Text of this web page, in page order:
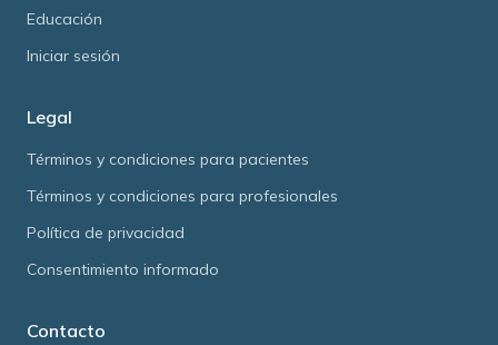
Educación
Iniciar sesión
Legal
Términos y condiciones para pacientes
Términos y condiciones para profesionales
Política de privacidad
Consentimiento informado
Contacto